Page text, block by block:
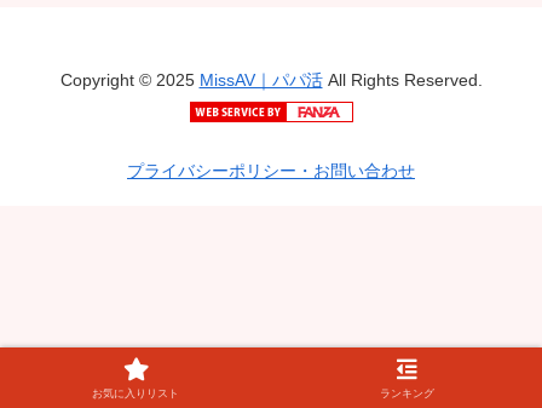
Copyright © 2025 MissAV｜パパ活All Rights Reserved.
プライバシーポリシー・お問い合わせ
お気に入りリスト ランキング